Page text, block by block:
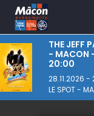
Aller au contenu
THE JEFF
- MACON
20:00
28.11.2026 -
LE SPOT -